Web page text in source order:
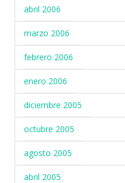
abril 2006
marzo 2006
febrero 2006
enero 2006
diciembre 2005
octubre 2005
agosto 2005
abril 2005